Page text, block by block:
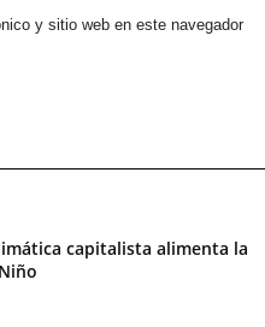
y sitio web en este navegador
capitalista alimenta la